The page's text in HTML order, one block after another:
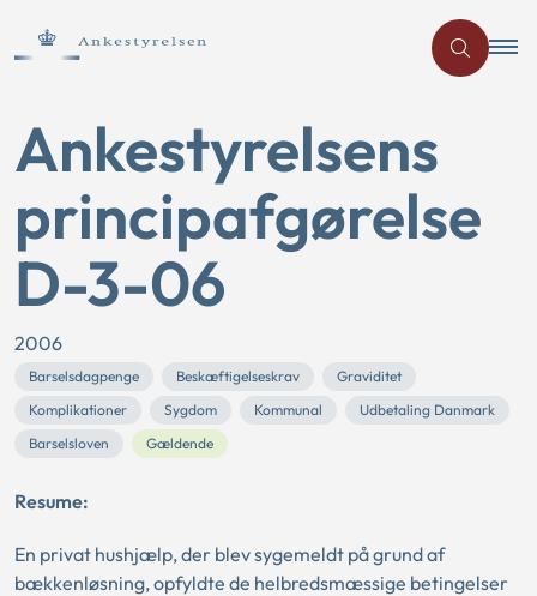
Ankestyrelsens
principafgørelse
D-3-06
2006
Barselsdagpenge Beskæftigelseskrav
Graviditet
Komplikationer
Sygdom Kommunal
Udbetaling Danmark
Barselsloven
Gældende
Resume:
En privat hushjælp, der blev sygemeldt på grund af
bækkenløsning, opfyldte de helbredsmæssige betingelser